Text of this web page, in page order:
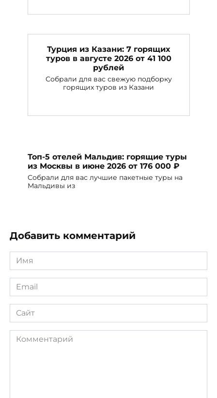
Турция из Казани: 7 горящих
туров в августе 2026 от 41 100
рублей
Собрали для вас свежую подборку
горящих туров из Казани
Топ-5 отелей Мальдив: горящие туры
из Москвы в июне 2026 от 176 000 ₽
Собрали для вас лучшие пакетные туры на
Мальдивы из
Добавить комментарий
Имя
Email
Сайт
Комментарий